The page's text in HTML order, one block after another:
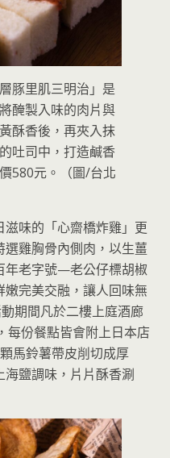
豚里肌三明治」是
醃製入味的肉片與
酥香後，再夾入抹
吐司中，打造鹹香
580元。（圖/台北
味的「心齋橋炸雞」更
雞胸骨內側肉，以生薑
年老字號—老公仔標胡椒
完美交融，讓人回味無
期間凡於二樓上庭酒廊
每份餐點皆會附上日本店
馬鈴薯帶皮削切成厚
鹽調味，片片酥香涮